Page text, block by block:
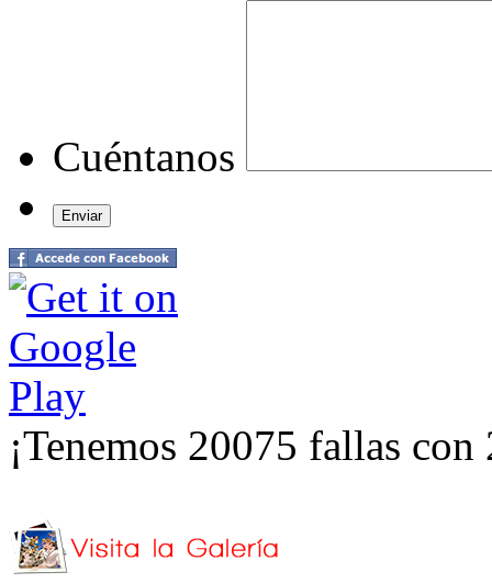
Cuéntanos
¡Tenemos 20075 fallas